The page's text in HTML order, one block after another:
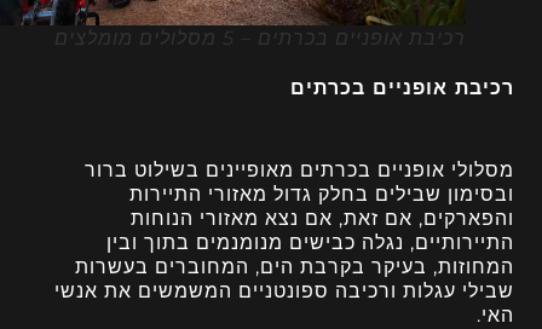
רכיבת אופניים בכרתים – 5 מסלולים מומלצים
רכיבת אופניים בכרתים
מסלולי אופניים בכרתים מאופיינים בשילוט ברור
ובסימון שבילים בחלק גדול מאזורי התיירות
והפארקים, אם זאת, אם נצא מאזורי הנוחות
התיירותיים, נגלה כבישים מנומנמים בתוך ובין
המחוזות, בעיקר בקרבת הים, המחוברים בעשרות
שבילי עגלות ורכיבה ספונטניים המשמשים את אנשי
האי.